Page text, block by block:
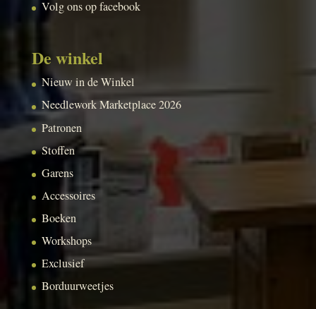
Volg ons op facebook
De winkel
Nieuw in de Winkel
Needlework Marketplace 2026
Patronen
Stoffen
Garens
Accessoires
Boeken
Workshops
Exclusief
Borduurweetjes